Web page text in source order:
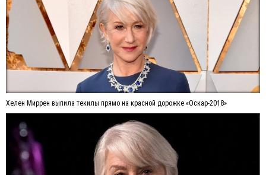
Хелен Миррен выпила текилы прямо на красной дорожке «Оскар-2018»